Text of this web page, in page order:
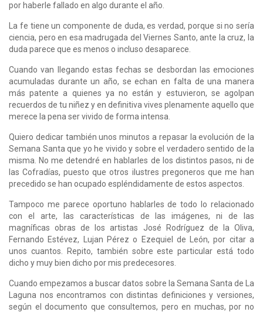
por haberle fallado en algo durante el año.
La fe tiene un componente de duda, es verdad, porque si no sería
ciencia, pero en esa madrugada del Viernes Santo, ante la cruz, la
duda parece que es menos o incluso desaparece.
Cuando van llegando estas fechas se desbordan las emociones
acumuladas durante un año, se echan en falta de una manera
más patente a quienes ya no están y estuvieron, se agolpan
recuerdos de tu niñez y en definitiva vives plenamente aquello que
merece la pena ser vivido de forma intensa.
Quiero dedicar también unos minutos a repasar la evolución de la
Semana Santa que yo he vivido y sobre el verdadero sentido de la
misma. No me detendré en hablarles de los distintos pasos, ni de
las Cofradías, puesto que otros ilustres pregoneros que me han
precedido se han ocupado espléndidamente de estos aspectos.
Tampoco me parece oportuno hablarles de todo lo relacionado
con el arte, las características de las imágenes, ni de las
magníficas obras de los artistas José Rodríguez de la Oliva,
Fernando Estévez, Lujan Pérez o Ezequiel de León, por citar a
unos cuantos. Repito, también sobre este particular está todo
dicho y muy bien dicho por mis predecesores.
Cuando empezamos a buscar datos sobre la Semana Santa de La
Laguna nos encontramos con distintas definiciones y versiones,
según el documento que consultemos, pero en muchas, por no